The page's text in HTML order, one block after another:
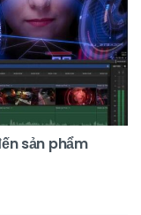
sản phẩm